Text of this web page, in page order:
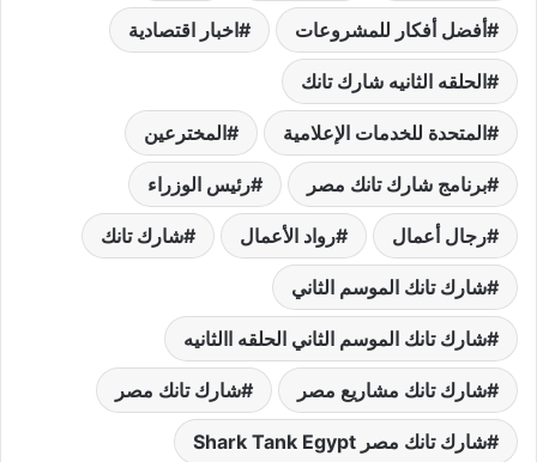
أفضل أفكار للمشروعات اخبار اقتصادية
الحلقه الثانيه شارك تانك
المتحدة للخدمات الإعلامية المخترعين
برنامج شارك تانك مصر رئيس الوزراء
رجال أعمال رواد الأعمال شارك تانك
شارك تانك الموسم الثاني
شارك تانك الموسم الثاني الحلقه االثانيه
شارك تانك مشاريع مصر شارك تانك مصر
شارك تانك مصر Shark Tank Egypt